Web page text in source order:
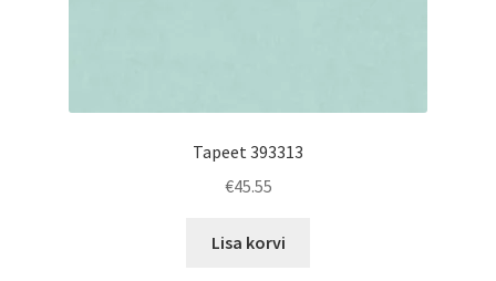
Tapeet 393313
€45.55
Lisa korvi